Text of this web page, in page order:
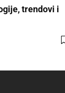
trendovi i